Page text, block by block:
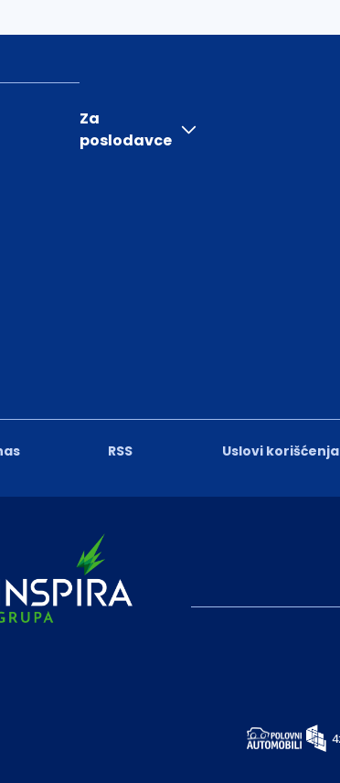
RSS Uslovi korišćenja
Za
poslodavce